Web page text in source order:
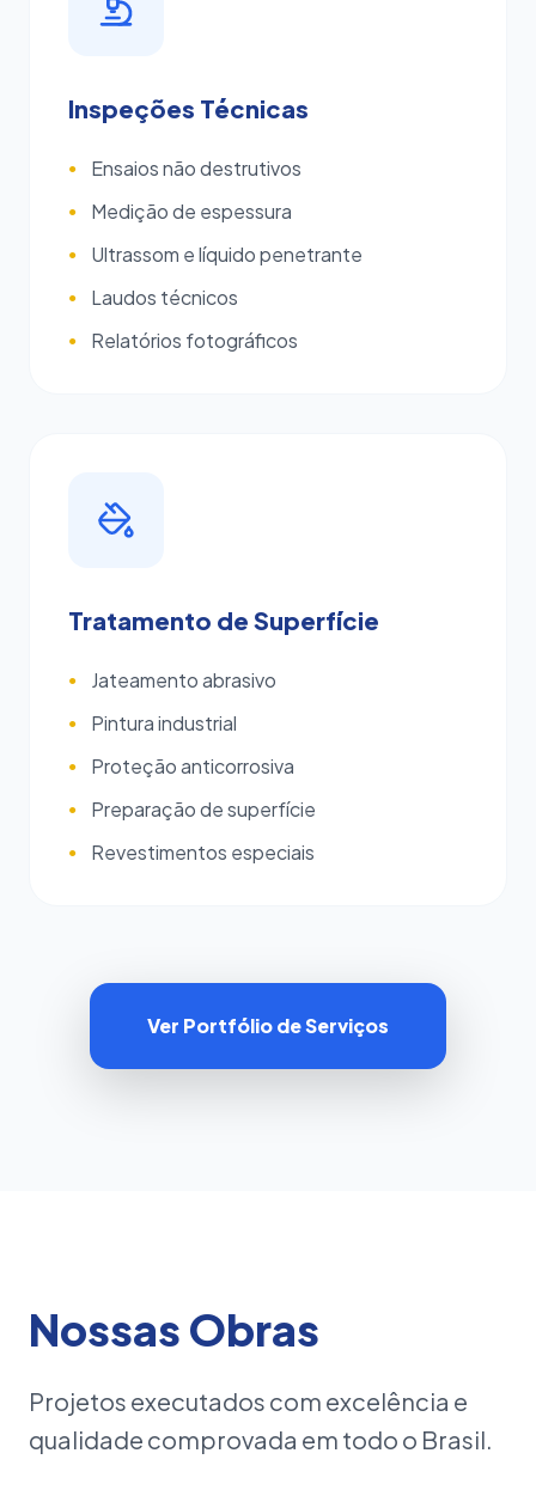
Inspeções Técnicas
● Ensaios não destrutivos
● Medição de espessura
● Ultrassom e líquido penetrante
● Laudos técnicos
● Relatórios fotográficos
Tratamento de Superfície
● Jateamento abrasivo
● Pintura industrial
● Proteção anticorrosiva
● Preparação de superfície
● Revestimentos especiais
Ver Portfólio de Serviços
Nossas Obras
Projetos executados com excelência e
qualidade comprovada em todo o Brasil.